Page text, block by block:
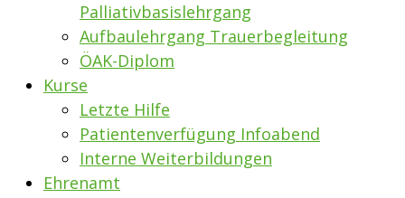
Palliativbasislehrgang
Aufbaulehrgang Trauerbegleitung
ÖAK-Diplom
Kurse
Letzte Hilfe
Patientenverfügung Infoabend
Interne Weiterbildungen
Ehrenamt